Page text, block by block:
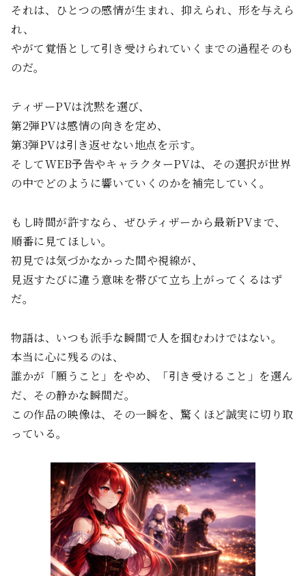
それは、ひとつの感情が生まれ、抑えられ、形を与えら
れ、
やがて覚悟として引き受けられていくまでの過程そのも
のだ。
ティザーPVは沈黙を選び、
第2弾PVは感情の向きを定め、
第3弾PVは引き返せない地点を示す。
そしてWEB予告やキャラクターPVは、その選択が世界
の中でどのように響いていくのかを補完していく。
もし時間が許すなら、ぜひティザーから最新PVまで、
順番に見てほしい。
初見では気づかなかった間や視線が、
見返すたびに違う意味を帯びて立ち上がってくるはず
だ。
物語は、いつも派手な瞬間で人を掴むわけではない。
本当に心に残るのは、
誰かが「願うこと」をやめ、「引き受けること」を選ん
だ、その静かな瞬間だ。
この作品の映像は、その一瞬を、驚くほど誠実に切り取
っている。